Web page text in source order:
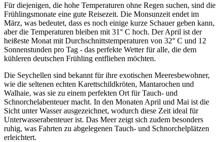
Für diejenigen, die hohe Temperaturen ohne Regen suchen, sind die
Frühlingsmonate eine gute Reisezeit. Die Monsunzeit endet im
März, was bedeutet, dass es noch einige kurze Schauer geben kann,
aber die Temperaturen bleiben mit 31° C hoch. Der April ist der
heißeste Monat mit Durchschnittstemperaturen von 32° C und 12
Sonnenstunden pro Tag - das perfekte Wetter für alle, die dem
kühleren deutschen Frühling entfliehen möchten.
Die Seychellen sind bekannt für ihre exotischen Meeresbewohner,
wie die seltenen echten Karettschildkröten, Mantarochen und
Walhaie, was sie zu einem perfekten Ort für Tauch- und
Schnorchelabenteuer macht. In den Monaten April und Mai ist die
Sicht unter Wasser ausgezeichnet, wodurch diese Zeit ideal für
Unterwasserabenteuer ist. Das Meer zeigt sich zudem besonders
ruhig, was Fahrten zu abgelegenen Tauch- und Schnorchelplätzen
erleichtert.